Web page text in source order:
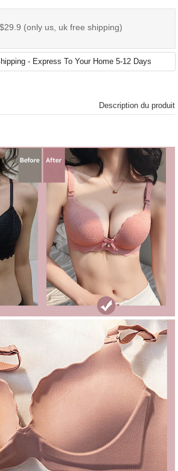
(only us, uk free shipping)
Description du produit